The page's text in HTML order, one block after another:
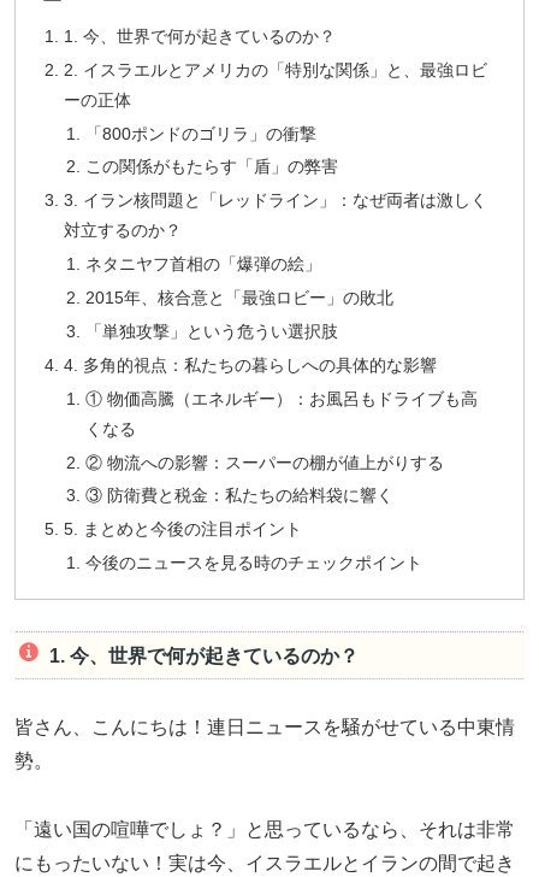
1. 今、世界で何が起きているのか？
2. イスラエルとアメリカの「特別な関係」と、最強ロビ
ーの正体
「800ポンドのゴリラ」の衝撃
この関係がもたらす「盾」の弊害
3. イラン核問題と「レッドライン」：なぜ両者は激しく
対立するのか？
ネタニヤフ首相の「爆弾の絵」
2015年、核合意と「最強ロビー」の敗北
「単独攻撃」という危うい選択肢
4. 多角的視点：私たちの暮らしへの具体的な影響
① 物価高騰（エネルギー）：お風呂もドライブも高
くなる
② 物流への影響：スーパーの棚が値上がりする
③ 防衛費と税金：私たちの給料袋に響く
5. まとめと今後の注目ポイント
今後のニュースを見る時のチェックポイント
1. 今、世界で何が起きているのか？
皆さん、こんにちは！連日ニュースを騒がせている中東情
勢。
「遠い国の喧嘩でしょ？」と思っているなら、それは非常
にもったいない！実は今、イスラエルとイランの間で起き